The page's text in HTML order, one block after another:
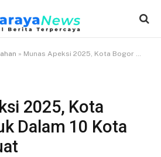
» Munas Apeksi 2025, Kota Bogor Masuk Dalam 10 Kota Fiskal Terkuat
2025, Kota
Dalam 10 Kota